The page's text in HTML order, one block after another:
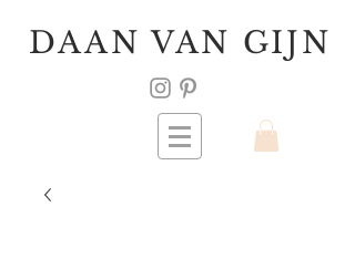
DAAN VAN GIJN